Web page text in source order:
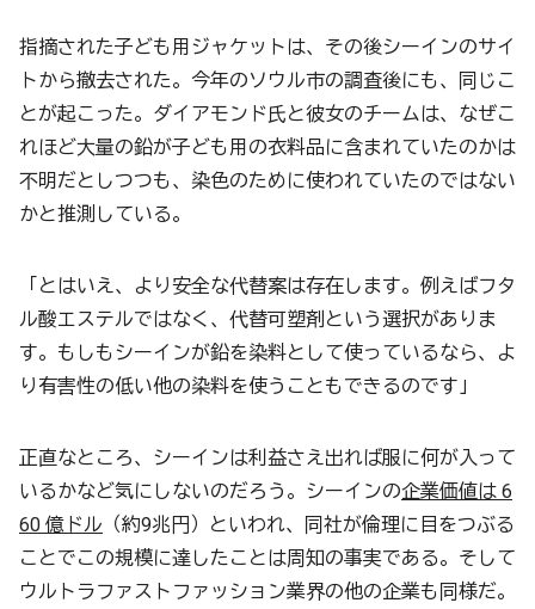
指摘された子ども用ジャケットは、その後シーインのサイ
トから撤去された。今年のソウル市の調査後にも、同じこ
とが起こった。ダイアモンド氏と彼女のチームは、なぜこ
れほど大量の鉛が子ども用の衣料品に含まれていたのかは
不明だとしつつも、染色のために使われていたのではない
かと推測している。
「とはいえ、より安全な代替案は存在します。例えばフタ
ル酸エステルではなく、代替可塑剤という選択がありま
す。もしもシーインが鉛を染料として使っているなら、よ
り有害性の低い他の染料を使うこともできるのです」
正直なところ、シーインは利益さえ出れば服に何が入って
いるかなど気にしないのだろう。シーインの企業価値は 6
60 億ドル （約9兆円）といわれ、同社が倫理に目をつぶる
ことでこの規模に達したことは周知の事実である。そして
ウルトラファストファッション業界の他の企業も同様だ。